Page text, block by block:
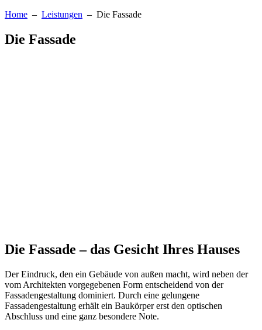
Home – Leistungen – Die Fassade
Die Fassade
Die Fassade – das Gesicht Ihres Hauses
Der Eindruck, den ein Gebäude von außen macht, wird neben der
vom Architekten vorgegebenen Form entscheidend von der
Fassadengestaltung dominiert. Durch eine gelungene
Fassadengestaltung erhält ein Baukörper erst den optischen
Abschluss und eine ganz besondere Note.